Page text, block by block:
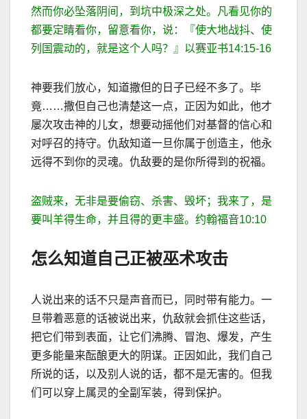
然而你必坠落阴间，到坑中极深之处。凡看见你的
都要定睛看你，留意看你，说：『使大地战抖、使
列国震动的，就是这个人吗？』以赛亚书14:15-16
神要我们放心，知道撒但的日子已经不多了。毕
竟……撒但自己也清楚这一点，正因为如此，他才
屡次攻击神的儿女，想要动摇他们对基督的信心和
对呼召的持守。仇敌知道一旦你属于创造主，他永
远得不到你的灵魂。仇敌要的是你所得到的祝福。
盗贼来，无非是要偷窃、 杀害、毁坏；我来了，是
要叫羊得生命，并且得的更丰盛。约翰福音10:10
怎么知道自己正被巫术攻击
人说出来的话不只是声音而已，同时带有能力。一
旦带着恶意的话被说出来，仇敌就会抓住这些话，
把它们带到表面，让它们沸腾、冒泡、爆发，产生
更多能量来酝酿更大的阴谋。正因如此，我们自己
所说的话，以及别人说的话，都不是无害的。但我
们可以穿上属灵的全副军装，得到保护。